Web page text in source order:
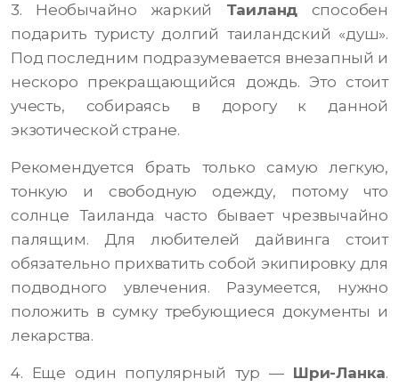
3. Необычайно жаркий Таиланд способен
подарить туристу долгий таиландский «душ».
Под последним подразумевается внезапный и
нескоро прекращающийся дождь. Это стоит
учесть, собираясь в дорогу к данной
экзотической стране.
Рекомендуется брать только самую легкую,
тонкую и свободную одежду, потому что
солнце Таиланда часто бывает чрезвычайно
палящим. Для любителей дайвинга стоит
обязательно прихватить собой экипировку для
подводного увлечения. Разумеется, нужно
положить в сумку требующиеся документы и
лекарства.
4. Еще один популярный тур — Шри-Ланка.